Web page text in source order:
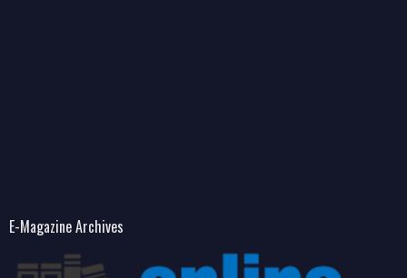
E-Magazine Archives